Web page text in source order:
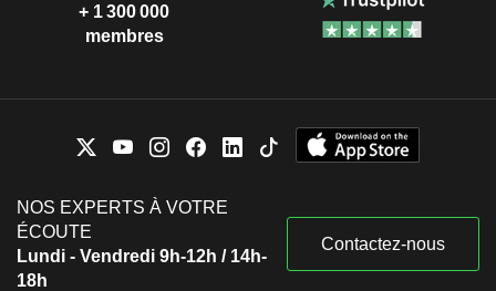
+ 1 300 000
membres
NOS EXPERTS À VOTRE
ÉCOUTE
Lundi - Vendredi 9h-12h / 14h-
18h
Contactez-nous